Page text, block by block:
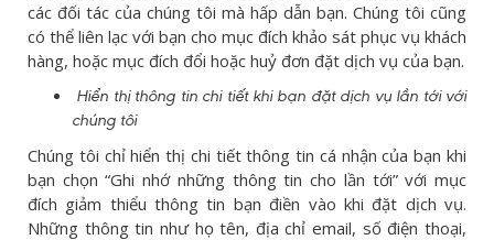
các đối tác của chúng tôi mà hấp dẫn bạn. Chúng tôi cũng
có thể liên lạc với bạn cho mục đích khảo sát phục vụ khách
hàng, hoặc mục đích đổi hoặc huỷ đơn đặt dịch vụ của bạn.
Hiển thị thông tin chi tiết khi bạn đặt dịch vụ lần tới với
chúng tôi
Chúng tôi chỉ hiển thị chi tiết thông tin cá nhận của bạn khi
bạn chọn “Ghi nhớ những thông tin cho lần tới” với mục
đích giảm thiểu thông tin bạn điền vào khi đặt dịch vụ.
Những thông tin như họ tên, địa chỉ email, số điện thoại,